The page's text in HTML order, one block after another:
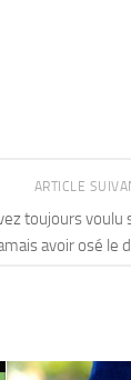
ARTICLE
toujours voulu
avoir osé le